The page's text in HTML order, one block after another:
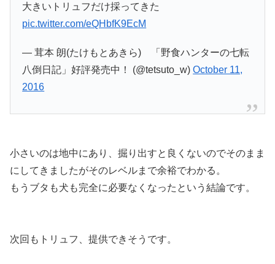
大きいトリュフだけ採ってきた
pic.twitter.com/eQHbfK9EcM
— 茸本 朗(たけもとあきら) 「野食ハンターの七転
八倒日記」好評発売中！ (@tetsuto_w)October 11,
2016
小さいのは地中にあり、掘り出すと良くないのでそのまま
にしてきましたがそのレベルまで余裕でわかる。
もうブタも犬も完全に必要なくなったという結論です。
次回もトリュフ、提供できそうです。